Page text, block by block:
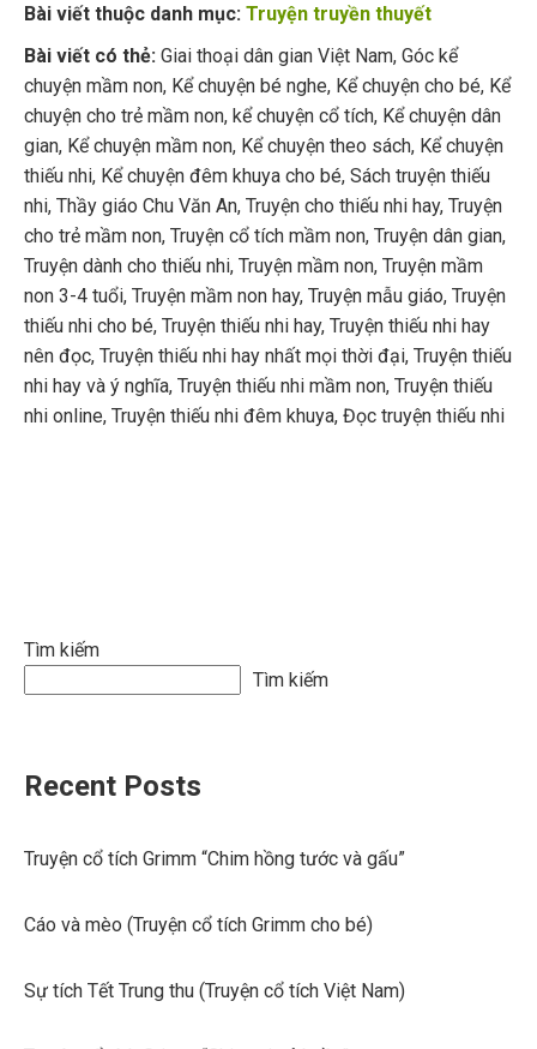
Bài viết thuộc danh mục: Truyện truyền thuyết
Bài viết có thẻ: Giai thoại dân gian Việt Nam, Góc kể
chuyện mầm non, Kể chuyện bé nghe, Kể chuyện cho bé, Kể
chuyện cho trẻ mầm non, kể chuyện cổ tích, Kể chuyện dân
gian, Kể chuyện mầm non, Kể chuyện theo sách, Kể chuyện
thiếu nhi, Kể chuyện đêm khuya cho bé, Sách truyện thiếu
nhi, Thầy giáo Chu Văn An, Truyện cho thiếu nhi hay, Truyện
cho trẻ mầm non, Truyện cổ tích mầm non, Truyện dân gian,
Truyện dành cho thiếu nhi, Truyện mầm non, Truyện mầm
non 3-4 tuổi, Truyện mầm non hay, Truyện mẫu giáo, Truyện
thiếu nhi cho bé, Truyện thiếu nhi hay, Truyện thiếu nhi hay
nên đọc, Truyện thiếu nhi hay nhất mọi thời đại, Truyện thiếu
nhi hay và ý nghĩa, Truyện thiếu nhi mầm non, Truyện thiếu
nhi online, Truyện thiếu nhi đêm khuya, Đọc truyện thiếu nhi
Tìm kiếm
Tìm kiếm
Recent Posts
Truyện cổ tích Grimm “Chim hồng tước và gấu”
Cáo và mèo (Truyện cổ tích Grimm cho bé)
Sự tích Tết Trung thu (Truyện cổ tích Việt Nam)